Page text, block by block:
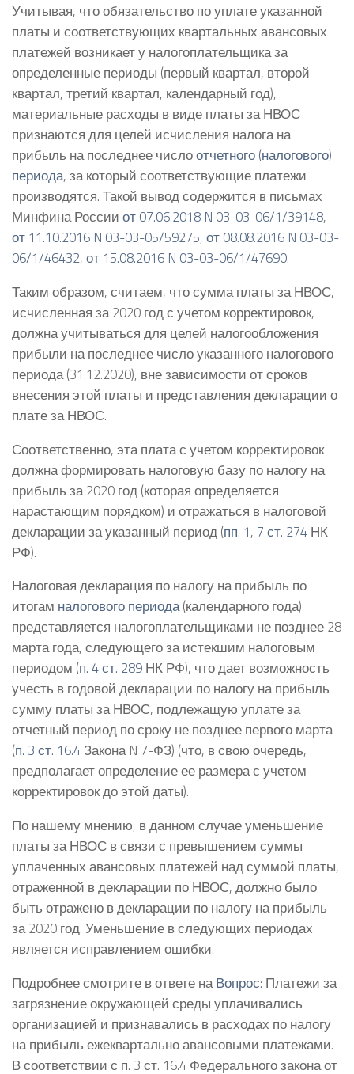
Учитывая, что обязательство по уплате указанной
платы и соответствующих квартальных авансовых
платежей возникает у налогоплательщика за
определенные периоды (первый квартал, второй
квартал, третий квартал, календарный год),
материальные расходы в виде платы за НВОС
признаются для целей исчисления налога на
прибыль на последнее числоотчетного (налогового)
периода, за который соответствующие платежи
производятся. Такой вывод содержится в письмах
Минфина России от 07.06.2018 N 03-03-06/1/39148,
от 11.10.2016 N 03-03-05/59275, от 08.08.2016 N 03-03-
06/1/46432, от 15.08.2016 N 03-03-06/1/47690.
Таким образом, считаем, что сумма платы за НВОС,
исчисленная за 2020 год с учетом корректировок,
должна учитываться для целей налогообложения
прибыли на последнее число указанного налогового
периода (31.12.2020), вне зависимости от сроков
внесения этой платы и представления декларации о
плате за НВОС.
Соответственно, эта плата с учетом корректировок
должна формировать налоговую базу по налогу на
прибыль за 2020 год (которая определяется
нарастающим порядком) и отражаться в налоговой
декларации за указанный период (пп. 1, 7 ст. 274 НК
РФ).
Налоговая декларация по налогу на прибыль по
итогам налогового периода(календарного года)
представляется налогоплательщиками не позднее 28
марта года, следующего за истекшим налоговым
периодом (п. 4 ст. 289 НК РФ), что дает возможность
учесть в годовой декларации по налогу на прибыль
сумму платы за НВОС, подлежащую уплате за
отчетный период по сроку не позднее первого марта
(п. 3 ст. 16.4Закона N 7-ФЗ) (что, в свою очередь,
предполагает определение ее размера с учетом
корректировок до этой даты).
По нашему мнению, в данном случае уменьшение
платы за НВОС в связи с превышением суммы
уплаченных авансовых платежей над суммой платы,
отраженной в декларации по НВОС, должно было
быть отражено в декларации по налогу на прибыль
за 2020 год. Уменьшение в следующих периодах
является исправлением ошибки.
Подробнее смотрите в ответе наВопрос: Платежи за
загрязнение окружающей среды уплачивались
организацией и признавались в расходах по налогу
на прибыль ежеквартально авансовыми платежами.
В соответствии с п. 3 ст. 16.4 Федерального закона от